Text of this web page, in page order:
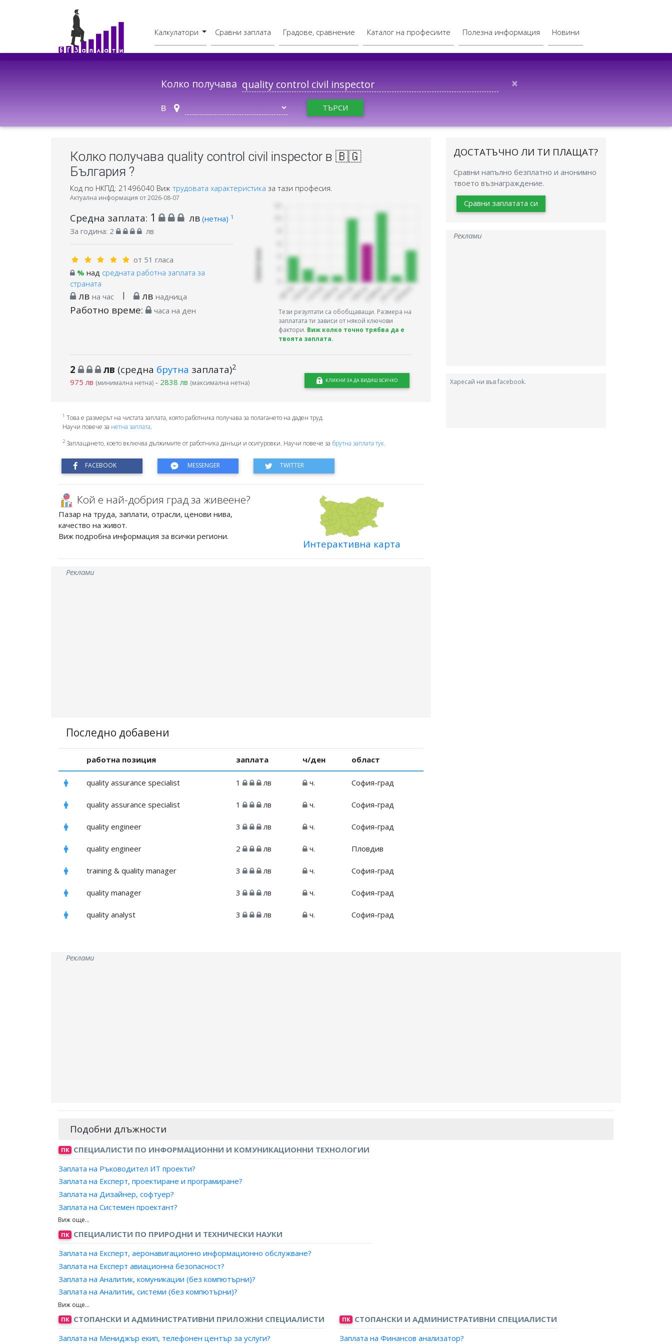
Калкулатори Сравни заплата Градове, сравнение Каталог на професиите Полезна информация Новини
Колко получава ×
в ТЪРСИ
Колко получава quality control civil inspector в 🇧🇬
България ?
Код по НКПД: 21496040 Виж трудовата характеристика за тази професия.
Актуална информация от 2026-08-07
Средна заплата: 1 лв (нетна) 1
За година: 2 лв
от 51 гласа
% над средната работна заплата за
страната
лв на час | лв надница
Работно време: часа на ден
Тези резултати са обобщаващи. Размера на
заплатата ти зависи от някой ключови
фактори. Виж колко точно трябва да е
твоята заплата.
2 лв (средна брутна заплата)2
975 лв (минимална нетна)- 2838 лв (максимална нетна) КЛИКНИ ЗА ДА ВИДИШ ВСИЧКО
1 Това е размерът на чистата заплата, която работника получава за полагането на даден труд.
Научи повече за нетна заплата.
2Заплащането, което включва дължимите от работника данъци и осигуровки. Научи повече за брутна заплата тук.
Кой е най-добрия град за живеене?
Пазар на труда, заплати, отрасли, ценови нива,
качество на живот.
Виж подробна информация за всички региони.
Интерактивна карта
Реклами
Последно добавени
работна позиция заплата ч/ден област
quality assurance specialist 1 лв ч. София-град
quality assurance specialist 1 лв ч. София-град
quality engineer 3 лв ч. София-град
quality engineer 2 лв ч. Пловдив
training & quality manager 3 лв ч. София-град
quality manager 3 лв ч. София-град
quality analyst 3 лв ч. София-град
ДОСТАТЪЧНО ЛИ ТИ ПЛАЩАТ?
Сравни напълно безплатно и анонимно
твоето възнаграждение.
Сравни заплатата си
Реклами
Харесай ни във facebook.
Реклами
Подобни длъжности
ПК СПЕЦИАЛИСТИ ПО ИНФОРМАЦИОННИ И КОМУНИКАЦИОННИ ТЕХНОЛОГИИ
Заплата на Ръководител ИТ проекти?
Заплата на Експерт, проектиране и програмиране?
Заплата на Дизайнер, софтуер?
Заплата на Системен проектант?
Заплата на Разработчик, софтуер?
Заплата на Програмист-аналитик?
ПК СПЕЦИАЛИСТИ ПО ПРИРОДНИ И ТЕХНИЧЕСКИ НАУКИ
Заплата на Експерт, аеронавигационно информационно обслужване?
Заплата на Експерт авиационна безопасност?
Заплата на Аналитик, комуникации (без компютърни)?
Заплата на Аналитик, системи (без компютърни)?
Заплата на Дизайнер, системи (без компютърни)?
Заплата на Звукоинженер?
Заплата на Стандартизатор?
ПК СТОПАНСКИ И АДМИНИСТРАТИВНИ ПРИЛОЖНИ СПЕЦИАЛИСТИ
Заплата на Мениджър екип, телефонен център за услуги?
ПК СТОПАНСКИ И АДМИНИСТРАТИВНИ СПЕЦИАЛИСТИ
Заплата на Финансов анализатор?